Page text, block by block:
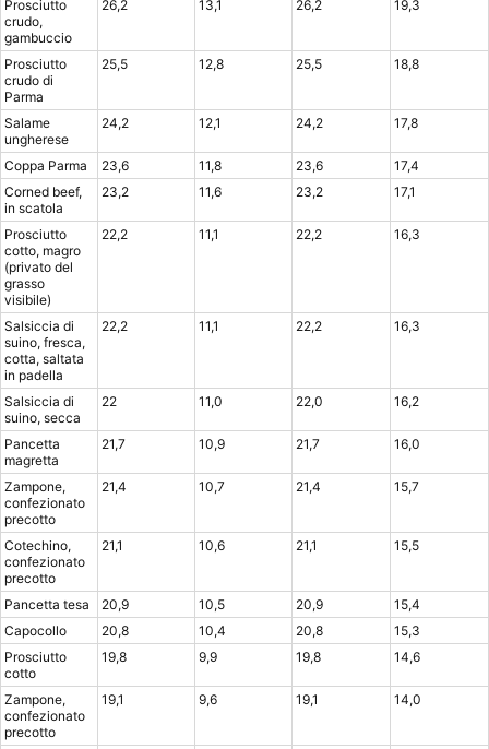
Prosciutto
crudo,
gambuccio
26,2 13,1 26,2 19,3
Prosciutto
crudo di
Parma
25,5 12,8 25,5 18,8
Salame
ungherese
24,2 12,1 24,2 17,8
Coppa Parma 23,6 11,8 23,6
17,4
Corned beef,
in scatola
23,2 11,6 23,2 17,1
Prosciutto
cotto, magro
(privato del
grasso
visibile)
22,2 11,1 22,2 16,3
Salsiccia di
suino, fresca,
cotta, saltata
in padella
22,2 11,1 22,2 16,3
Salsiccia di
suino, secca
22 11,0 22,0 16,2
Pancetta
magretta
21,7 10,9 21,7 16,0
Zampone,
confezionato
precotto
21,4 10,7 21,4 15,7
Cotechino,
confezionato
precotto
21,1 10,6 21,1 15,5
Pancetta tesa 20,9 10,5 20,9
15,4
Capocollo
20,8 10,4 20,8
15,3
Prosciutto
cotto
19,8 9,9 19,8 14,6
Zampone,
confezionato
precotto
19,1 9,6 19,1 14,0